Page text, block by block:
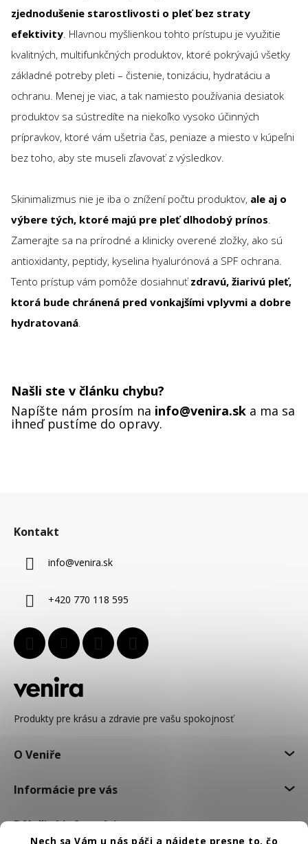
Nech sa Vám u nás páči a nájdete presne to, čo
zjednodušenie starostlivosti o pleť bez straty
efektivity . Hlavnou myšlienkou tohto prístupu je využitie
kvalitných, multifunkčných produktov, ktoré pokrývajú všetky
základné potreby pleti – čistenie, tonizáciu, hydratáciu a
ochranu. Menej je viac, a tak namiesto používania desiatok
produktov sa sústredíte na niekoľko vysoko účinných
prípravkov, ktoré vám ušetria čas, peniaze a miesto v kúpeľni
bez toho, aby ste museli zľavovať z výsledkov.
Skinimalizmus nie je iba o znížení počtu produktov, ale aj o
výbere tých, ktoré majú pre pleť dlhodobý prínos
Zamerajte sa na prírodné a klinicky overené zložky, ako sú
antioxidanty, peptidy, kyselina hyalurónová a SPF ochrana.
Tento prístup vám pomôže dosiahnuťzdravú, žiarivú pleť,
ktorá bude chránená pred vonkajšími vplyvmi a dobre
hydratovaná
Našli ste v článku chybu?
Napíšte nám prosím na info@venira.sk a ma sa
ihneď pustíme do opravy.
Kontakt
info@venira.sk
+420 770 118 595
Produkty pre krásu a zdravie pre vašu spokojnosť
O Veniře
Informácie pre vás
Dôležité informácie